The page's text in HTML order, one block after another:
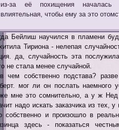
из-за её похищения началась
влиятельная, чтобы ему за это
Бейлиш научился в пламени
Тириона - нелепая
да, случайность эта
не стала менее случайной.
чем собственно подстава?
мог ли он послать наемного
мне это сомнительно, а у ж
надо искать заказчика из тех,
собственно и произошло в
здесь - показаться